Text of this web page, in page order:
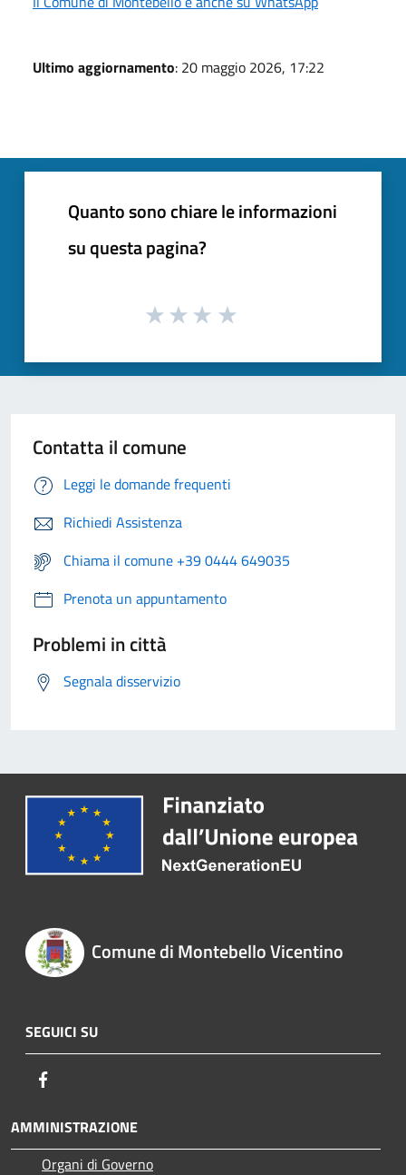
Ultimo aggiornamento: 20 maggio 2026, 17:22
Quanto sono chiare le informazioni
su questa pagina?
Contatta il comune
Leggi le domande frequenti
Richiedi Assistenza
Chiama il comune +39 0444 649035
Prenota un appuntamento
Problemi in città
Segnala disservizio
Comune di Montebello Vicentino
SEGUICI SU
AMMINISTRAZIONE
Organi di Governo